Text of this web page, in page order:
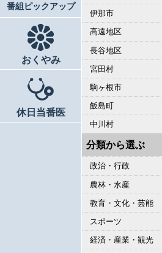
番組ピックアップ
おくやみ
休日当番医
伊那市
高遠地区
長谷地区
宮田村
駒ヶ根市
飯島町
中川村
分類から選ぶ
政治・行政
農林・水産
教育・文化・芸能
スポーツ
経済・産業・観光